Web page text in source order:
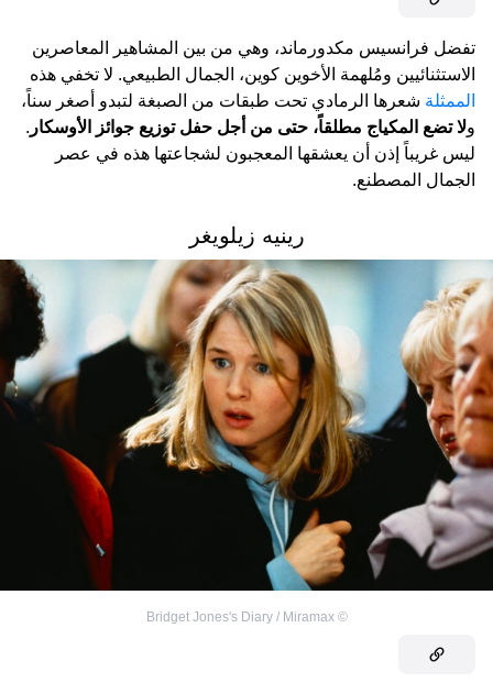
تفضل فرانسيس مكدورماند، وهي من بين المشاهير المعاصرين
الاستثنائيين ومُلهمة الأخوين كوين، الجمال الطبيعي. لا تخفي هذه
الممثلة شعرها الرمادي تحت طبقات من الصبغة لتبدو أصغر سناً،
ولا تضع المكياج مطلقاً، حتى من أجل حفل توزيع جوائز الأوسكار .
ليس غريباً إذن أن يعشقها المعجبون لشجاعتها هذه في عصر
الجمال المصطنع.
رينيه زيلويغر
©
Bridget Jones's Diary / Miramax